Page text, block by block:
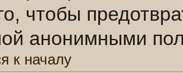
чтобы
анонимными
к началу